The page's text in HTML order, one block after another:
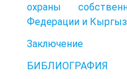
охраны
Федерации и
Заключение
БИБЛИОГРАФИЯ